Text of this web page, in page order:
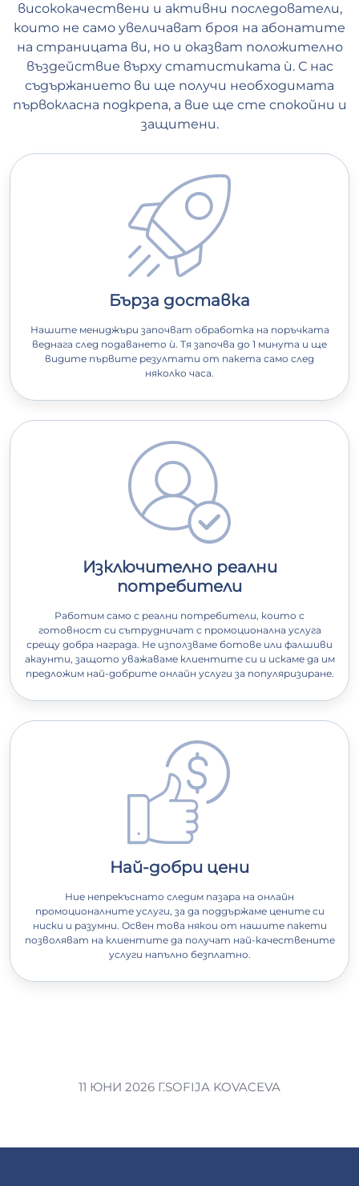
висококачествени и активни последователи,
които не само увеличават броя на абонатите
на страницата ви, но и оказват положително
въздействие върху статистиката ѝ. С нас
съдържанието ви ще получи необходимата
първокласна подкрепа, а вие ще сте спокойни и
защитени.
Бърза доставка
Нашите мениджъри започват обработка на поръчката
веднага след подаването ѝ. Тя започва до 1 минута и ще
видите първите резултати от пакета само след
няколко часа.
Изключително реални
потребители
Работим само с реални потребители, които с
готовност си сътрудничат с промоционална услуга
срещу добра награда. Не използваме ботове или фалшиви
акаунти, защото уважаваме клиентите си и искаме да им
предложим най-добрите онлайн услуги за популяризиране.
Най-добри цени
Ние непрекъснато следим пазара на онлайн
промоционалните услуги, за да поддържаме цените си
ниски и разумни. Освен това някои от нашите пакети
позволяват на клиентите да получат най-качествените
услуги напълно безплатно.
11 ЮНИ 2026 Г.SOFIJA KOVACEVA